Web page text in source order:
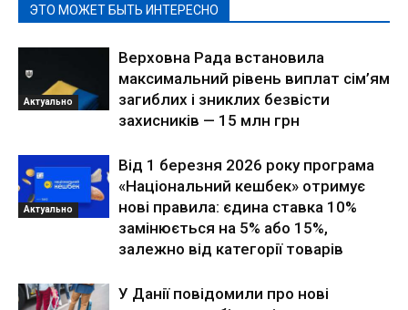
ЭТО МОЖЕТ БЫТЬ ИНТЕРЕСНО
Актуально
Верховна Рада встановила
максимальний рівень виплат сім’ям
загиблих і зниклих безвісти
захисників — 15 млн грн
Актуально
Від 1 березня 2026 року програма
«Національний кешбек» отримує
нові правила: єдина ставка 10%
замінюється на 5% або 15%,
залежно від категорії товарів
У Данії повідомили про нові